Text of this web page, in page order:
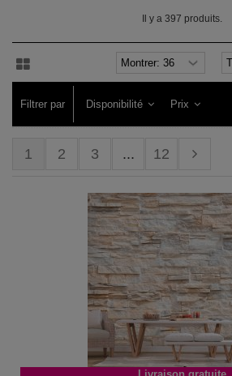
Il y a 397 produits.
Filtrer par Disponibilité Prix
1 2 3 ... 12